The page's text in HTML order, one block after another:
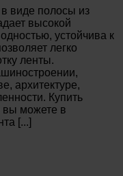
виде полосы из
высокой
устойчива к
легко
ленты.
архитектуре,
Купить
вы можете в
[...]